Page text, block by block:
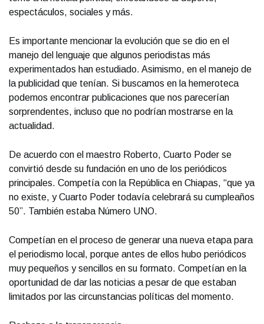
espectáculos, sociales y más.
Es importante mencionar la evolución que se dio en el
manejo del lenguaje que algunos periodistas más
experimentados han estudiado. Asimismo, en el manejo de
la publicidad que tenían. Si buscamos en la hemeroteca
podemos encontrar publicaciones que nos parecerían
sorprendentes, incluso que no podrían mostrarse en la
actualidad.
De acuerdo con el maestro Roberto, Cuarto Poder se
convirtió desde su fundación en uno de los periódicos
principales. Competía con la República en Chiapas, “que ya
no existe, y Cuarto Poder todavía celebrará su cumpleaños
50”. También estaba Número UNO.
Competían en el proceso de generar una nueva etapa para
el periodismo local, porque antes de ellos hubo periódicos
muy pequeños y sencillos en su formato. Competían en la
oportunidad de dar las noticias a pesar de que estaban
limitados por las circunstancias políticas del momento.